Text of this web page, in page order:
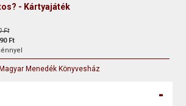
- Kártyajáték
Ft
Ft
Menedék Könyvesház
-